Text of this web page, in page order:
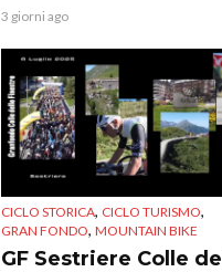
3 giorni ago
CICLO STORICA, CICLO TURISMO,
GRAN FONDO, MOUNTAIN BIKE
GF Sestriere Colle